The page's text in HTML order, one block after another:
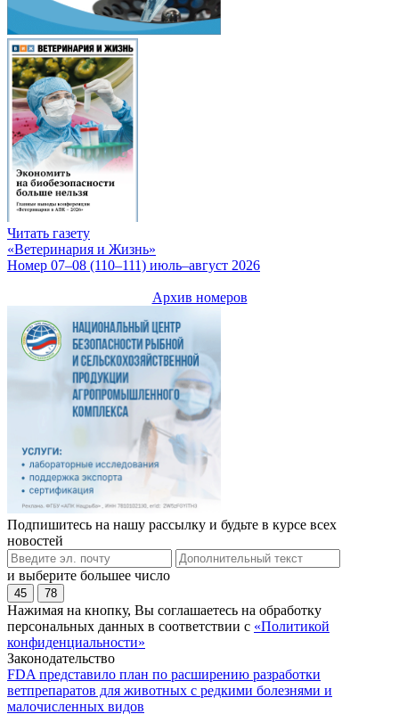
Читать газету
«Ветеринария и Жизнь»
Номер 07–08 (110–111) июль–август 2026
Архив номеров
Подпишитесь на нашу рассылку и будьте в курсе всех
новостей
и выберите большее число
45 78
Нажимая на кнопку, Вы соглашаетесь на обработку
персональных данных в соответствии с «Политикой
конфиденциальности»
Законодательство
FDA представило план по расширению разработки
ветпрепаратов для животных с редкими болезнями и
малочисленных видов